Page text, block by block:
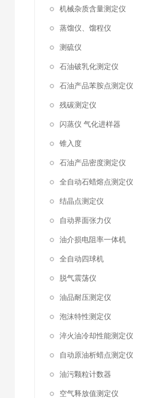
机械杂质含量测定仪
蒸馏仪、馏程仪
测硫仪
石油破乳化测定仪
石油产品苯胺点测定仪
残碳测定仪
闪蒸仪 气化进样器
锥入度
石油产品密度测定仪
全自动石蜡熔点测定仪
结晶点测定仪
自动界面张力仪
油介损电阻率一体机
全自动四球机
脱气震荡仪
油品耐压测定仪
泡沫特性测定仪
淬火油冷却性能测定仪
自动原油析蜡点测定仪
油污颗粒计数器
空气释放值测定仪